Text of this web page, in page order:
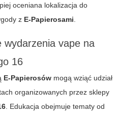
oceniana lokalizacja do
z E-Papierosami.
wydarzenia vape na
16
E-Papierosów mogą wziąć udział
organizowanych przez sklepy
. Edukacja obejmuje tematy od